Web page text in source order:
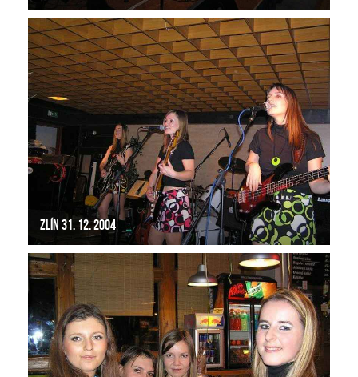
Zlín 31. 12. 2004